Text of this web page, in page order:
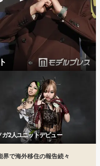
ガ2人ユニットデビュー
界で海外移住の報告続々